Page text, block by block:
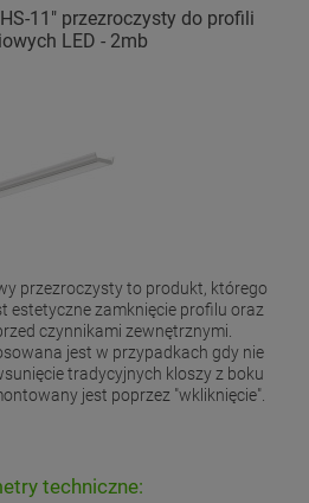
11" przezroczysty do profili
LED - 2mb
przezroczysty to produkt, którego
estetyczne zamknięcie profilu oraz
czynnikami zewnętrznymi.
jest w przypadkach gdy nie
tradycyjnych kloszy z boku
jest poprzez "wkliknięcie".
techniczne: